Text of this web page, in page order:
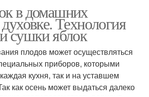
в домашних
Технология
сушки яблок
плодов может осуществляться
приборов, которыми
кухня, так и на уставшем
как осень может выдаться далеко